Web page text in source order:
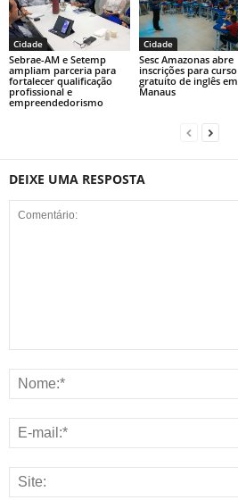
Cidade
Sebrae-AM e Setemp
ampliam parceria para
fortalecer qualificação
profissional e
empreendedorismo
Cidade
Sesc Amazonas abre
inscrições para curso
gratuito de inglês em
Manaus
DEIXE UMA RESPOSTA